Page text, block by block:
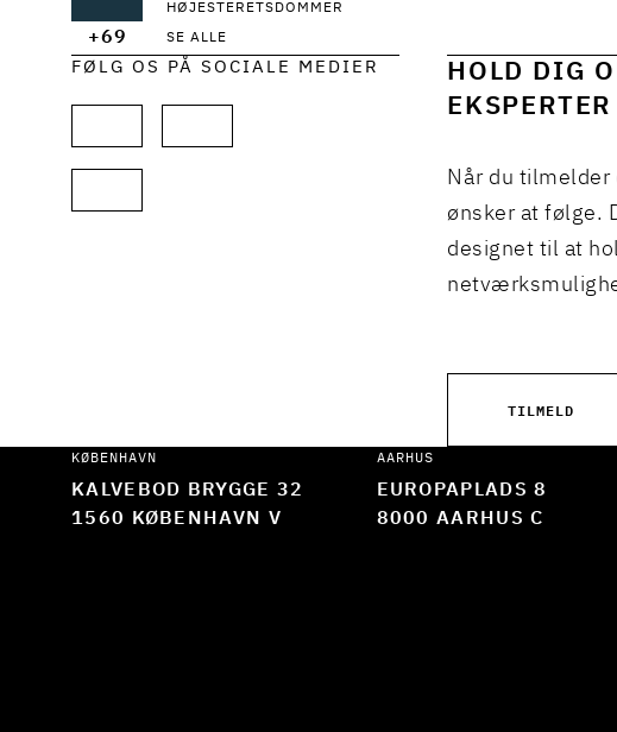
HØJESTERETSDOMMER
+69 SE ALLE
FØLG OS PÅ SOCIALE MEDIER
HOLD DIG
Når du tilmelder
ønsker at følge.
designet til at
TILMELD
KØBENHAVN
KALVEBOD BRYGGE 32
1560 KØBENHAVN V
AARHUS
EUROPAPLADS 8
8000 AARHUS C